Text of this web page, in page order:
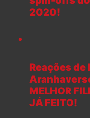
2020!
Reações
MELHOR
JÁ FEITO!